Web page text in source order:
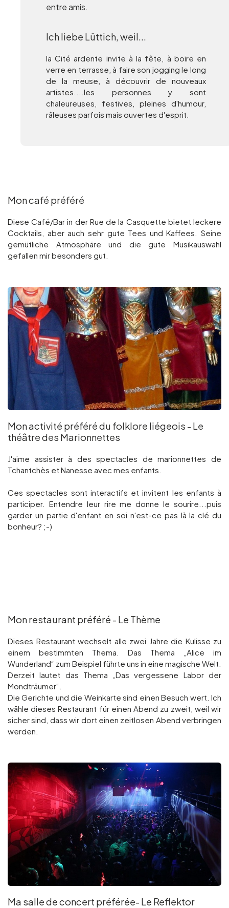
entre amis.
Ich liebe Lüttich, weil...
la Cité ardente invite à la fête, à boire en
verre en terrasse, à faire son jogging le long
de la meuse, à découvrir de nouveaux
artistes....les personnes y sont
chaleureuses, festives, pleines d'humour,
râleuses parfois mais ouvertes d'esprit.
Mon café préféré
Diese Café/Bar in der Rue de la Casquette bietet leckere
Cocktails, aber auch sehr gute Tees und Kaffees. Seine
gemütliche Atmosphäre und die gute Musikauswahl
gefallen mir besonders gut.
Mon activité préféré du folklore liégeois - Le
théâtre des Marionnettes
J'aime assister à des spectacles de marionnettes de
Tchantchès et Nanesse avec mes enfants.
Ces spectacles sont interactifs et invitent les enfants à
participer. Entendre leur rire me donne le sourire...puis
garder un partie d'enfant en soi n'est-ce pas là la clé du
bonheur? ;-)
Mon restaurant préféré - Le Thème
Dieses Restaurant wechselt alle zwei Jahre die Kulisse zu
einem bestimmten Thema. Das Thema „Alice im
Wunderland“ zum Beispiel führte uns in eine magische Welt.
Derzeit lautet das Thema „Das vergessene Labor der
Mondträumer“.
Die Gerichte und die Weinkarte sind einen Besuch wert. Ich
wähle dieses Restaurant für einen Abend zu zweit, weil wir
sicher sind, dass wir dort einen zeitlosen Abend verbringen
werden.
Ma salle de concert préférée- Le Reflektor